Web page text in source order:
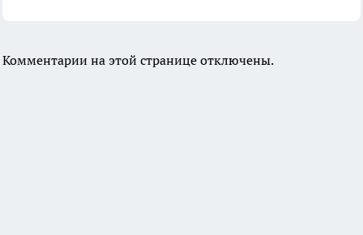
Комментарии на этой странице отключены.